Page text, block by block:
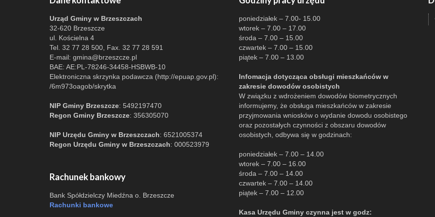
Urząd Gminy w Brzeszczach
32-620 Brzeszcze
ul. Kościelna 4
Tel. 32 77 28 500, Fax. 32 77 28 591
E-mail: gmina@brzeszcze.pl
BAE: AE:PL-78246-34458-HSBWB-10
Elektroniczna skrzynka podawcza (http://epuap.gov.pl):
/6m973oagob/skrytka
NIP Gminy Brzeszcze: 5492197470
Regon Gminy Brzeszcze: 356305070
NIP Urzędu Gminy w Brzeszczach: 6521005374
Regon Urzędu Gminy w Brzeszczach: 000523979
Rachunek bankowy
Bank Spółdzielczy Miedźna o. Brzeszcze
Rachunki bankowe
poniedziałek – 7.00- 15.00
wtorek – 7.00 – 17.00
środa – 7.00 – 15.00
czwartek – 7.00 – 15.00
piątek – 7.00 – 13.00
Infomacja dotycząca obsługi mieszkańców w
zakresie dowodów osobistych
W związku z wdrożeniem dowodów biometrycznych
informujemy, że obsługa mieszkańców w zakresie
przyjmowania wniosków o wydanie dowodu osobistego
oraz pozostałych czynności z obszaru dowodów
osobistych, odbywa się w godzinach:
poniedziałek – 7.00 – 14.00
wtorek – 7.00 – 16.00
środa – 7.00 – 14.00
czwartek – 7.00 – 14.00
piątek – 7.00 – 12.00
Kasa Urzędu Gminy czynna jest w godz: